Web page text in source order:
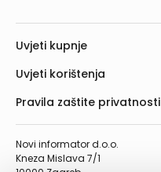
Novi informator d.o.o.
Kneza Mislava 7/1
Uvjeti kupnje
Uvjeti korištenja
Pravila zaštite privatnosti